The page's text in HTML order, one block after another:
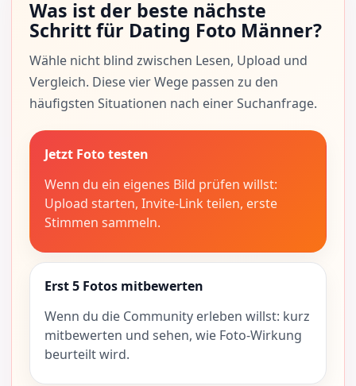
Was ist der beste nächste
Schritt für Dating Foto Männer?
Wähle nicht blind zwischen Lesen, Upload und
Vergleich. Diese vier Wege passen zu den
häufigsten Situationen nach einer Suchanfrage.
Jetzt Foto testen
Wenn du ein eigenes Bild prüfen willst:
Upload starten, Invite-Link teilen, erste
Stimmen sammeln.
Erst 5 Fotos mitbewerten
Wenn du die Community erleben willst: kurz
mitbewerten und sehen, wie Foto-Wirkung
beurteilt wird.